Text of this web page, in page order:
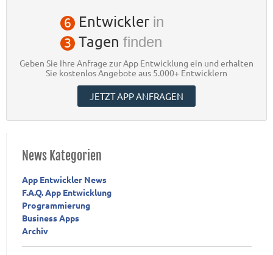
6 Entwickler in
3 Tagen finden
Geben Sie Ihre Anfrage zur App Entwicklung ein und erhalten
Sie kostenlos Angebote aus 5.000+ Entwicklern
JETZT APP ANFRAGEN
News Kategorien
App Entwickler News
F.A.Q. App Entwicklung
Programmierung
Business Apps
Archiv